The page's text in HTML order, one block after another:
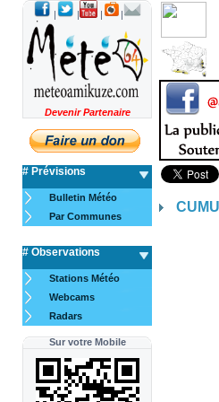
| | | |
Devenir Partenaire
# Prévisions
Bulletin Météo
Par Communes
# Observations
Stations Météo
Webcams
Radars
Sur votre Mobile